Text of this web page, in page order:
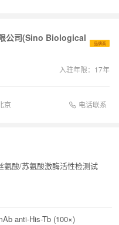
公司(Sino Biological
品牌商
入驻年限： 17年
京 电话联系
酸/苏氨酸激酶活性检测试
anti-His-Tb (100×)